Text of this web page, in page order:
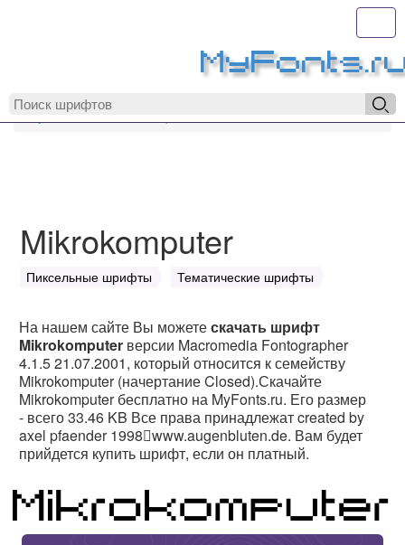
MyFonts.ru
Mikrokomputer
Пиксельные шрифты Тематические шрифты
На нашем сайте Вы можетескачать шрифт
Mikrokomputer версии Macromedia Fontographer
4.1.5 21.07.2001, который относится к семейству
Mikrokomputer (начертание Closed).Скачайте
Mikrokomputer бесплатно на MyFonts.ru. Его размер
- всего 33.46 KB Все права принадлежат created by
axel pfaender 1998￿www.augenbluten.de. Вам будет
прийдется купить шрифт, если он платный.